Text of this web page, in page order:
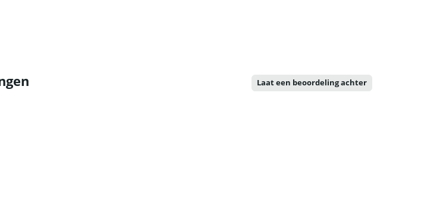
Laat een beoordeling achter